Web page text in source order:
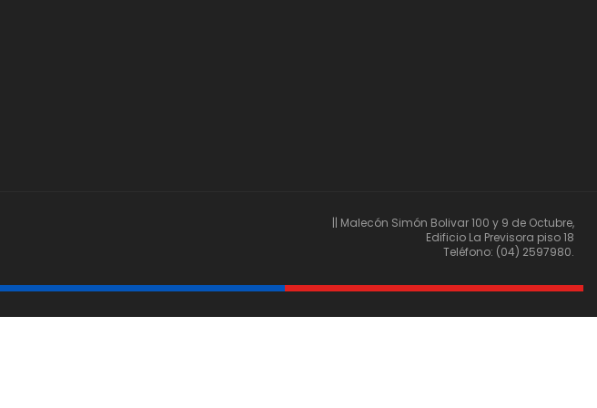
|| Malecón Simón Bolivar 100 y 9 de Octubre,
Edificio La Previsora piso 18
Teléfono: (04) 2597980.